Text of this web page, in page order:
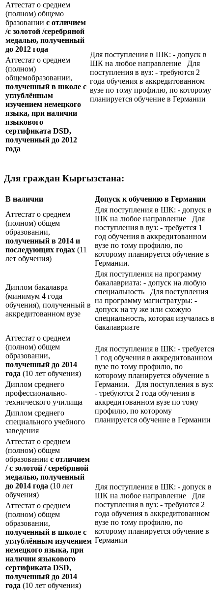
Аттестат о среднем
(полном) общемо
бразовании с отличием
/с золотой /серебряной
медалью, полученный
до 2012 года
Для поступления в ШК: - допуск в
ШК на любое направление Для
поступления в вуз: - требуются 2
года обучения в аккредитованном
вузе по тому профилю, по которому
планируется обучение в Германии
Аттестат о среднем
(полном)
общемобразовании,
полученный в школе с
углублённым
изучением немецкого
языка, при наличии
языкового
сертификата DSD,
полученный до 2012
года
Для граждан Кыргызстана:
В наличии
Допуск к обучению в Германии
Аттестат о среднем
(полном) общем
образовании,
полученный в 2014 и
последующих годах (11
лет обучения)
Для поступления в ШК: - допуск в
ШК на любое направление Для
поступления в вуз: - требуется 1
год обучения в аккредитованном
вузе по тому профилю, по
которому планируется обучение в
Германии.
Диплом бакалавра
(минимум 4 года
обучения), полученный в
аккредитованном вузе
Для поступления на программу
бакалавриата: - допуск на любую
специальность Для поступления
на программу магистратуры: -
допуск на ту же или схожую
специальность, которая изучалась в
бакалавриате
Аттестат о среднем
(полном) общем
образовании,
полученный до 2014
года (10 лет обучения)
Для поступления в ШК: - требуется
1 год обучения в аккредитованном
вузе по тому профилю, по
которому планируется обучение в
Германии. Для поступления в вуз:
- требуются 2 года обучения в
аккредитованном вузе по тому
профилю, по которому
планируется обучение в Германии
Диплом среднего
профессионально-
технического училища
Диплом среднего
специального учебного
заведения
Аттестат о среднем
(полном) общем
образовании с отличием
/ с золотой / серебряной
медалью, полученный
до 2014 года (10 лет
обучения)
Для поступления в ШК: - допуск в
ШК на любое направление Для
поступления в вуз: - требуются 2
года обучения в аккредитованном
вузе по тому профилю, по
которому планируется обучение в
Германии
Аттестат о среднем
(полном) общем
образовании,
полученный в школе с
углублённым изучением
немецкого языка, при
наличии языкового
сертификата DSD,
полученный до 2014
года (10 лет обучения)